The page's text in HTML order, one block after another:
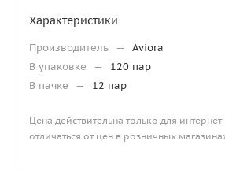
Характеристики
Производитель —
Aviora
В упаковке
—
120 пар
В пачке
— 12 пар
Цена действительна только для
отличаться от цен в розничных